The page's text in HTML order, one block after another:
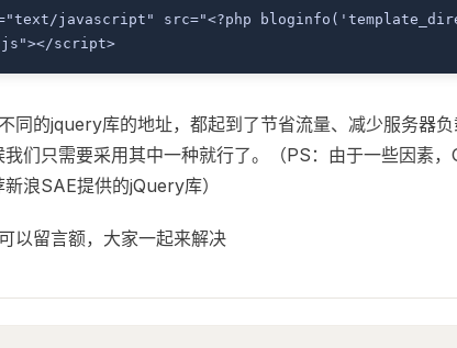
javascript" src="<?php
script>
同的jquery库的地址，都起到了节省流量、减少服务器
们只需要采用其中一种就行了。（PS：由于一些因素
浪SAE提供的jQuery库）
以留言额，大家一起来解决